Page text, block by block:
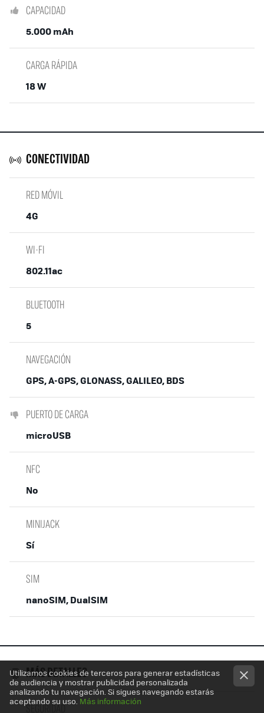
CAPACIDAD
5.000 mAh
CARGA RÁPIDA
18 W
CONECTIVIDAD
RED MÓVIL
4G
WI-FI
802.11ac
BLUETOOTH
5
NAVEGACIÓN
GPS, A-GPS, GLONASS, GALILEO, BDS
PUERTO DE CARGA
microUSB
NFC
No
MINIJACK
Sí
SIM
nanoSIM, DualSIM
MÁS DETALLES
SEGURIDAD
Utilizamos cookies de terceros para generar estadísticas
de audiencia y mostrar publicidad personalizada
analizando tu navegación. Si sigues navegando estarás
aceptando su uso. Más información